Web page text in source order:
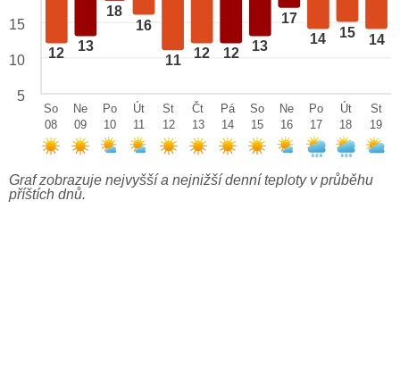
12 13
18
16
11 12 12 13
17
14 15 14
15
10
5
So
08
Ne
09
Po
10
Út
11
St
12
Čt
13
Pá
14
So
15
Ne
16
Po
17
Út
18
St
19
Graf zobrazuje nejvyšší a nejnižší denní teploty v průběhu
příštích dnů.